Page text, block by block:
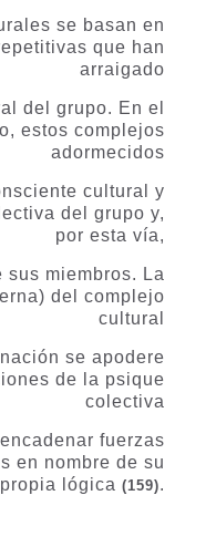
se basan en
que han
arraigado
del grupo. En el
estos complejos
adormecidos
cultural y
del grupo y,
por esta vía,
sus miembros. La
del complejo
cultural
se apodere
de la psique
colectiva
fuerzas
en nombre de su
propia lógica(159).